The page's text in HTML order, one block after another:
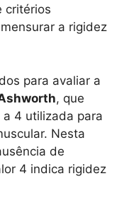
critérios
a rigidez
para avaliar a
, que
4 utilizada para
Nesta
de
4 indica rigidez